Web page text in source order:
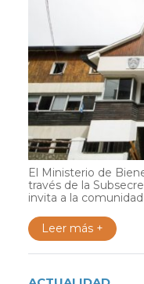
El Ministerio de
través de la
invita a la
Leer más +